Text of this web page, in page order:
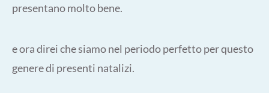
presentano molto bene.
e ora direi che siamo nel periodo perfetto per questo
genere di presenti natalizi.